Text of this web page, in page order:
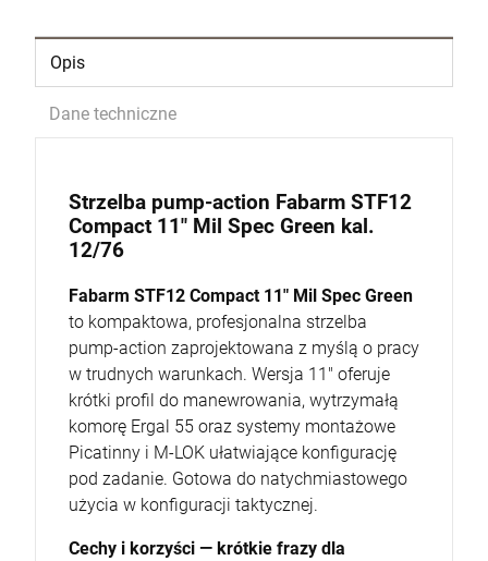
Opis
Dane techniczne
Strzelba pump-action Fabarm STF12
Compact 11" Mil Spec Green kal.
12/76
Fabarm STF12 Compact 11" Mil Spec Green
to kompaktowa, profesjonalna strzelba
pump-action zaprojektowana z myślą o pracy
w trudnych warunkach. Wersja 11" oferuje
krótki profil do manewrowania, wytrzymałą
komorę Ergal 55 oraz systemy montażowe
Picatinny i M-LOK ułatwiające konfigurację
pod zadanie. Gotowa do natychmiastowego
użycia w konfiguracji taktycznej.
Cechy i korzyści — krótkie frazy dla